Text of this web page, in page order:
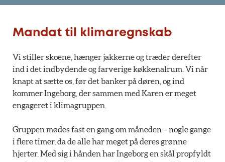
Mandat til klimaregnskab
Vi stiller skoene, hænger jakkerne og træder derefter
ind i det indbydende og farverige køkkenalrum. Vi når
knapt at sætte os, før det banker på døren, og ind
kommer Ingeborg, der sammen med Karen er meget
engageret i klimagruppen.
Gruppen mødes fast en gang om måneden – nogle gange
i flere timer, da de alle har meget på deres grønne
hjerter. Med sig i hånden har Ingeborg en skål propfyldt